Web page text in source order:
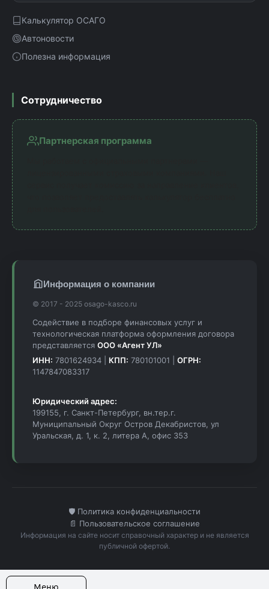
Калькулятор ОСАГО
Автоновости
Полезна информация
Сотрудничество
Партнерская программа
Информация о компании
© 2017 - 2025 osago-kasco.ru
Содействие в подборе финансовых услуг и
технологическая платформа оформления договора
представляется ООО «Агент УЛ»
ИНН: 7801624934 | КПП: 780101001 | ОГРН:
1147847083317
Юридический адрес:
199155, г. Санкт-Петербург, вн.тер.г.
Муниципальный Округ Остров Декабристов, ул
Уральская, д. 1, к. 2, литера А, офис 353
🛡️ Политика конфиденциальности
📄 Пользовательское соглашение
Информация на сайте носит справочный характер и не является
публичной офертой.
Меню